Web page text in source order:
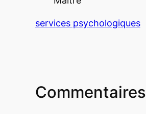
services psychologiques
Commentaires